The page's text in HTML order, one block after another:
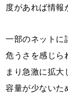
度があれば情報
一部のネットに
危うさを感じら
まり急激に拡
容量が少ないた